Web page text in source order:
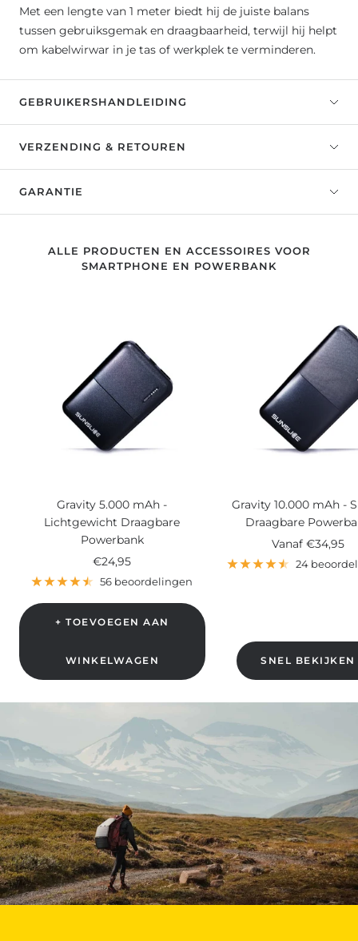
Met een lengte van 1 meter biedt hij de juiste balans
tussen gebruiksgemak en draagbaarheid, terwijl hij helpt
om kabelwirwar in je tas of werkplek te verminderen.
GEBRUIKERSHANDLEIDING
VERZENDING & RETOUREN
GARANTIE
ALLE PRODUCTEN EN ACCESSOIRES VOOR
SMARTPHONE EN POWERBANK
Gravity 5.000 mAh -
Lichtgewicht Draagbare
Powerbank
Verkoopprijs
€24,95
56 beoordelingen
+ TOEVOEGEN AAN
WINKELWAGEN
Gravity 10.000 mAh -
Draagbare
Verkoopprijs
Vanaf €34,95
24
SNEL BEKIJKEN